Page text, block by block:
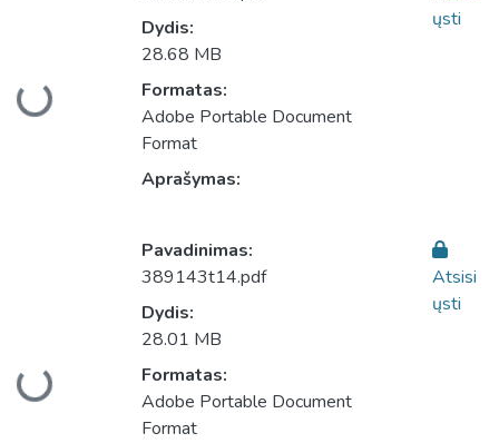
Įkeliama...
Dydis:
28.68 MB
Formatas:
Adobe Portable Document
Format
Aprašymas:
ųsti
Įkeliama...
Pavadinimas:
389143t14.pdf
Dydis:
28.01 MB
Formatas:
Adobe Portable Document
Format
Atsisi
ųsti